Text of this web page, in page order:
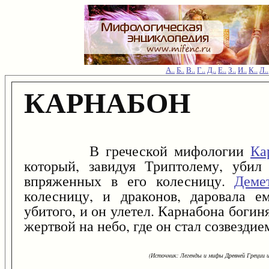
А..Б..В..Г..Д..Е..З..И..К..Л..
КАРНАБОН
В греческой мифологии
который, завидуя Триптолему,
впряженных в его колесницу.
колесницу, и драконов, даровала
убитого, и он улетел. Карнабона
жертвой на небо, где он стал
(Источник: Легенды и мифы Древней